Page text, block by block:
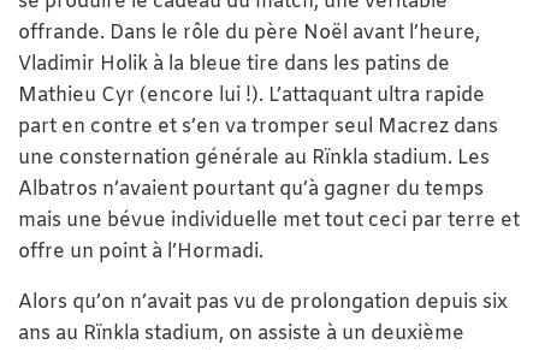
offrande. Dans le rôle du père Noël avant l’heure,
Vladimir Holik à la bleue tire dans les patins de
Mathieu Cyr (encore lui !). L’attaquant ultra rapide
part en contre et s’en va tromper seul Macrez dans
une consternation générale au Rïnkla stadium. Les
Albatros n’avaient pourtant qu’à gagner du temps
mais une bévue individuelle met tout ceci par terre et
offre un point à l’Hormadi.
Alors qu’on n’avait pas vu de prolongation depuis six
ans au Rïnkla stadium, on assiste à un deuxième